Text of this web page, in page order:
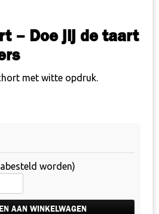
– Doe jij de taart
met witte opdruk.
worden)
AAN WINKELWAGEN